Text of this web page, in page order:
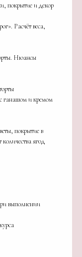
покрытие и декор
Расчёт веса,
Нюансы
ганашом и кремом
покрытие в
ягод
выполнении